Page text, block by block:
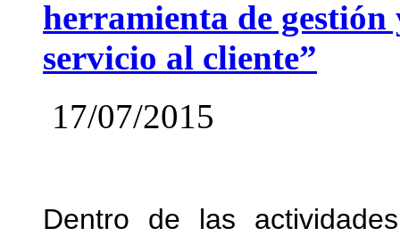
herramienta de
servicio al cliente”
17/07/2015
Dentro de las